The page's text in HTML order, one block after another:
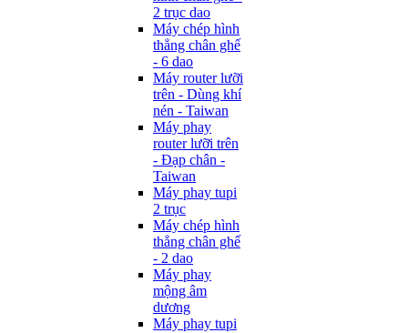
2 trục dao
Máy chép hình
thẳng chân ghế
- 6 dao
Máy router lưỡi
trên - Dùng khí
nén - Taiwan
Máy phay
router lưỡi trên
- Đạp chân -
Taiwan
Máy phay tupi
2 trục
Máy chép hình
thẳng chân ghế
- 2 dao
Máy phay
mộng âm
dương
Máy phay tupi